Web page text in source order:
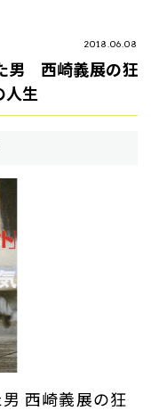
2018.06.08
男 西崎義展の狂
生
西崎義展の狂